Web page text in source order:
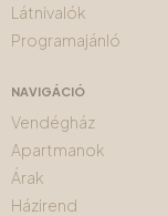
Látnivalók
Programajánló
NAVIGÁCIÓ
Vendégház
Apartmanok
Árak
Házirend